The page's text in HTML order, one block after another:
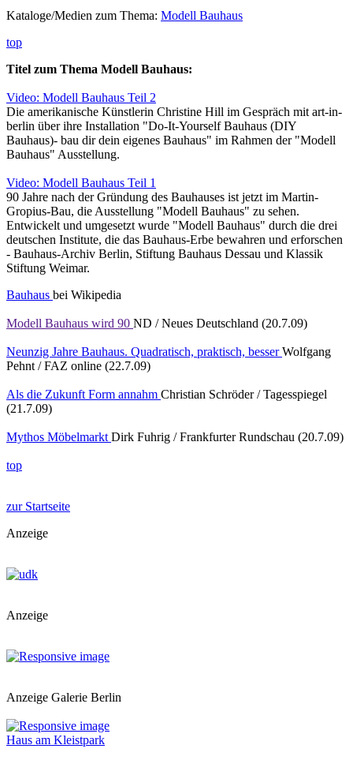
Kataloge/Medien zum Thema: Modell Bauhaus
top
Titel zum Thema Modell Bauhaus:
Video: Modell Bauhaus Teil 2
Die amerikanische Künstlerin Christine Hill im Gespräch mit art-in-
berlin über ihre Installation "Do-It-Yourself Bauhaus (DIY
Bauhaus)- bau dir dein eigenes Bauhaus" im Rahmen der "Modell
Bauhaus" Ausstellung.
Video: Modell Bauhaus Teil 1
90 Jahre nach der Gründung des Bauhauses ist jetzt im Martin-
Gropius-Bau, die Ausstellung "Modell Bauhaus" zu sehen.
Entwickelt und umgesetzt wurde "Modell Bauhaus" durch die drei
deutschen Institute, die das Bauhaus-Erbe bewahren und erforschen
- Bauhaus-Archiv Berlin, Stiftung Bauhaus Dessau und Klassik
Stiftung Weimar.
Bauhaus bei Wikipedia
Modell Bauhaus wird 90 ND / Neues Deutschland (20.7.09)
Neunzig Jahre Bauhaus. Quadratisch, praktisch, besserWolfgang
Pehnt / FAZ online (22.7.09)
Als die Zukunft Form annahm Christian Schröder / Tagesspiegel
(21.7.09)
Mythos Möbelmarkt Dirk Fuhrig / Frankfurter Rundschau (20.7.09)
top
zur Startseite
Anzeige
Anzeige
Anzeige Galerie Berlin
Haus am Kleistpark